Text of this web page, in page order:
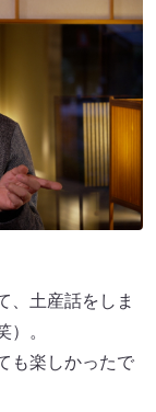
、土産話をしま
。
も楽しかったで